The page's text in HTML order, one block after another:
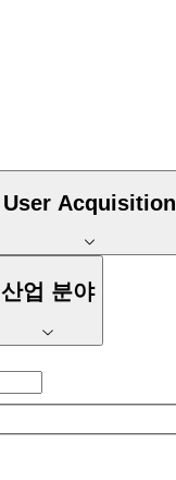
User Acquisition
산업 분야